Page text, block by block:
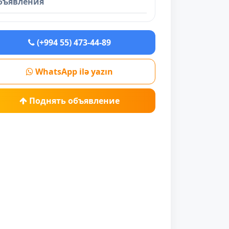
(+994 55) 473-44-89
WhatsApp ilə yazın
Поднять объявление